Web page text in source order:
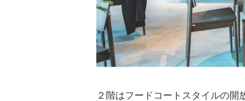
２階はフードコートスタイルの開